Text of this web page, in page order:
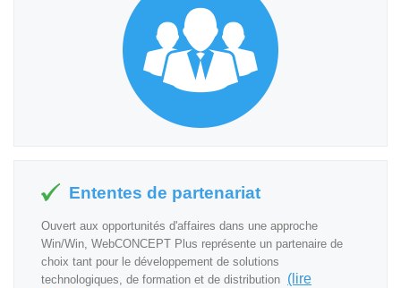
Ententes de partenariat
Ouvert aux opportunités d'affaires dans une approche
Win/Win, WebCONCEPT Plus représente un partenaire de
choix tant pour le développement de solutions
technologiques, de formation et de distribution (lire